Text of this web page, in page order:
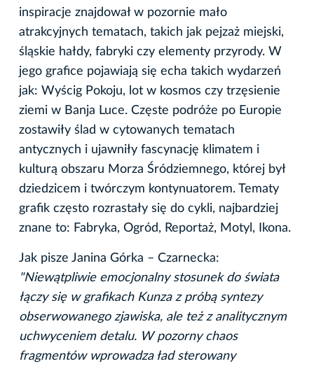
inspiracje znajdował w pozornie mało
atrakcyjnych tematach, takich jak pejzaż miejski,
śląskie hałdy, fabryki czy elementy przyrody. W
jego grafice pojawiają się echa takich wydarzeń
jak: Wyścig Pokoju, lot w kosmos czy trzęsienie
ziemi w Banja Luce. Częste podróże po Europie
zostawiły ślad w cytowanych tematach
antycznych i ujawniły fascynację klimatem i
kulturą obszaru Morza Śródziemnego, której był
dziedzicem i twórczym kontynuatorem. Tematy
grafik często rozrastały się do cykli, najbardziej
znane to: Fabryka, Ogród, Reportaż, Motyl, Ikona.
Jak pisze Janina Górka – Czarnecka:
"Niewątpliwie emocjonalny stosunek do świata
łączy się w grafikach Kunza z próbą syntezy
obserwowanego zjawiska, ale też z analitycznym
uchwyceniem detalu. W pozorny chaos
fragmentów wprowadza ład sterowany